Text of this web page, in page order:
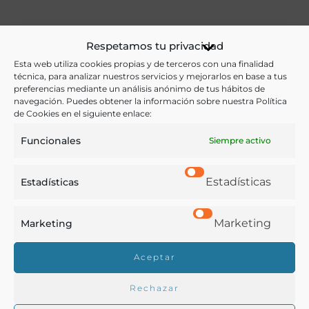
Respetamos tu privacidad
Esta web utiliza cookies propias y de terceros con una finalidad
técnica, para analizar nuestros servicios y mejorarlos en base a tus
preferencias mediante un análisis anónimo de tus hábitos de
navegación. Puedes obtener la información sobre nuestra Política
de Cookies en el siguiente enlace:
Funcionales Siempre activo
Estadísticas Estadísticas
Marketing Marketing
Aceptar
Rechazar
Ganadería,Medicina
Ver más libros con las palabras clave:
COMPARTIR
Buscar en la biblioteca